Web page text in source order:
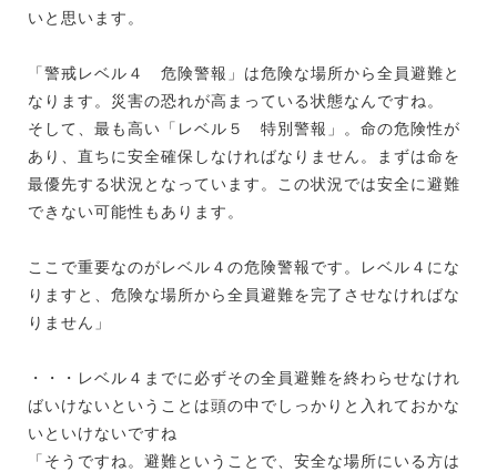
いと思います。
「警戒レベル４ 危険警報」は危険な場所から全員避難と
なります。災害の恐れが高まっている状態なんですね。
そして、最も高い「レベル５ 特別警報」。命の危険性が
あり、直ちに安全確保しなければなりません。まずは命を
最優先する状況となっています。この状況では安全に避難
できない可能性もあります。
ここで重要なのがレベル４の危険警報です。レベル４にな
りますと、危険な場所から全員避難を完了させなければな
りません」
・・・レベル４までに必ずその全員避難を終わらせなけれ
ばいけないということは頭の中でしっかりと入れておかな
いといけないですね
「そうですね。避難ということで、安全な場所にいる方は